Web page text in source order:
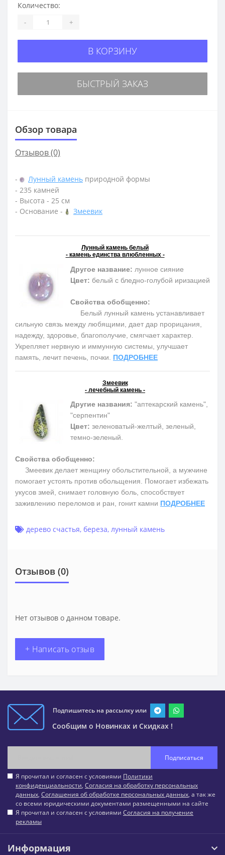
Количество:
- +
В КОРЗИНУ
БЫСТРЫЙ ЗАКАЗ
Обзор товара
Отзывов (0)
- Лунный камень природной формы
- 235 камней
- Высота - 25 см
- Основание -
Змеевик
Лунный камень белый
- камень единства влюбленных -
Другое название: лунное сияние
Цвет: белый с бледно-голубой иризацией
Свойства обобщенно:
Белый лунный камень устанавливает
сильную связь между любящими, дает дар прорицания,
надежду, здоровье, благополучие, смягчает характер.
Укрепляет нервную и иммунную системы, улучшает
память, лечит печень, почки. ПОДРОБНЕЕ
Змеевик
- лечебный камень -
Другие названия: "аптекарский камень",
"серпентин"
Цвет: зеленоватый-желтый, зеленый,
темно-зеленый.
Свойства обобщенно:
Змеевик делает женщину обольстительной, а мужчине
помогает устоять против обольщения. Помогает избежать
укусов змей, снимает головную боль, способствует
заживлению переломов и ран, гонит камни ПОДРОБНЕЕ
дерево счастья, береза, лунный камень
Отзывов (0)
Нет отзывов о данном товаре.
+ Написать отзыв
Подпишитесь на рассылку или
Сообщим о Новинках и Скидках !
Подписаться
Я прочитал и согласен с условиями Политики
конфиденциальности, Согласия на обработку персональных
данных, Соглашения об обработке персональных данных, а так же
со всеми юридическими документами размещенными на сайте
Я прочитал и согласен с условиями Согласия на получение
рекламы
Информация